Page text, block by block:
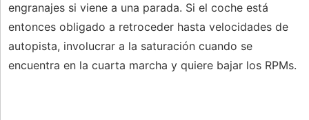
engranajes si viene a una parada. Si el coche está
entonces obligado a retroceder hasta velocidades de
autopista, involucrar a la saturación cuando se
encuentra en la cuarta marcha y quiere bajar los RPMs.